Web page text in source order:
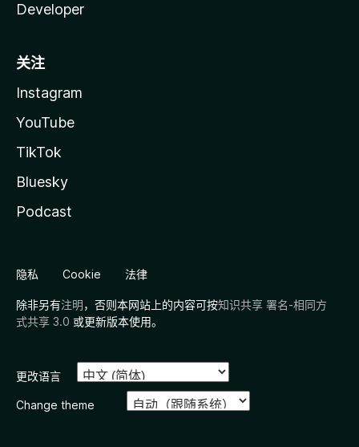
Developer
关注
Instagram
YouTube
TikTok
Bluesky
Podcast
隐私 Cookie 法律
除非另有注明，否则本网站上的内容可按知识共享 署名-相同方
式共享 3.0 或更新版本使用。
更改语言
Change theme